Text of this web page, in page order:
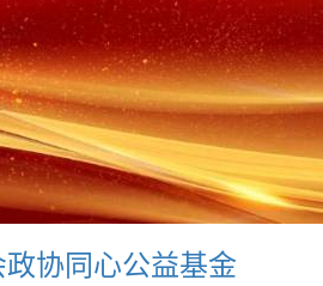
协同心公益基金